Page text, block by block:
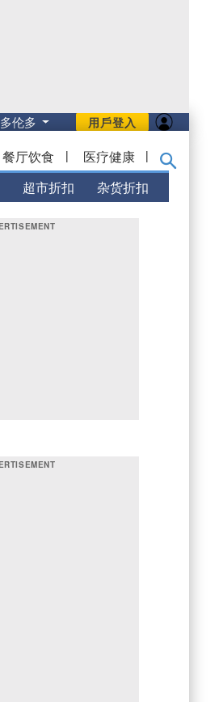
用戶登入
多伦多
餐厅饮食 | 医疗健康 |
超市折扣 杂货折扣